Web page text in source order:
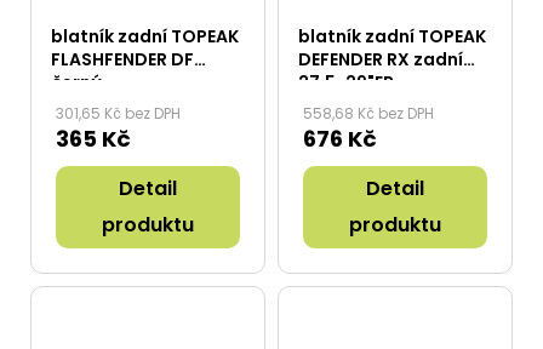
blatník zadní TOPEAK
FLASHFENDER DF
černý
301,65 Kč bez DPH
365 Kč
Detail
produktu
blatník zadní TOPEAK
DEFENDER RX zadní
27.5-29"ER
558,68 Kč bez DPH
676 Kč
Detail
produktu